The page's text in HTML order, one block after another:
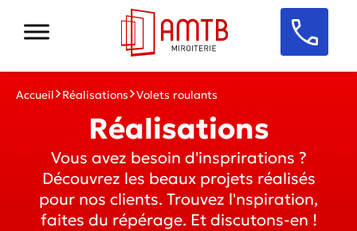
Accueil Réalisations Volets roulants
Réalisations
Vous avez besoin d'insprirations ?
Découvrez les beaux projets réalisés
pour nos clients. Trouvez l'nspiration,
faites du répérage. Et discutons-en !